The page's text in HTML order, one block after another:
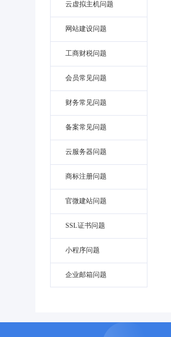
云虚拟主机问题
网站建设问题
工商财税问题
会员常见问题
财务常见问题
备案常见问题
云服务器问题
商标注册问题
官微建站问题
SSL证书问题
小程序问题
企业邮箱问题